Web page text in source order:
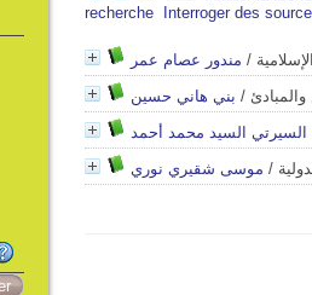
recherche
Interroger des
/ مندور عصام عمر
/ بني هاني حسين
السيرتي السيد محمد أحمد
/ موسى شقيري نوري